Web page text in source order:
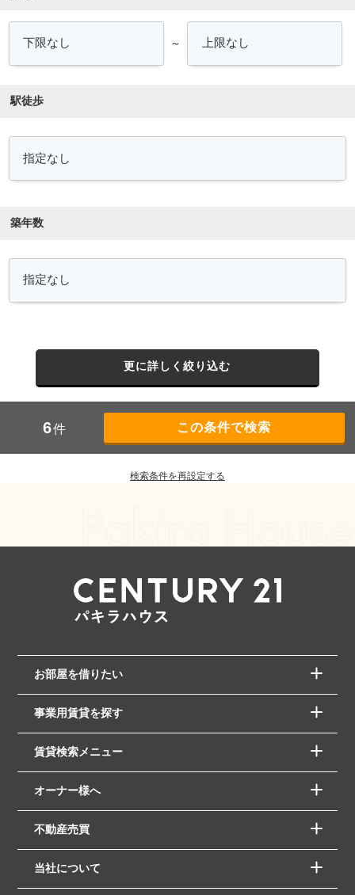
～
駅徒歩
築年数
更に詳しく絞り込む
6件
検索条件を再設定する
お部屋を借りたい
事業用賃貸を探す
賃貸検索メニュー
オーナー様へ
不動産売買
当社について